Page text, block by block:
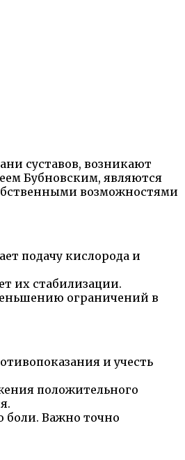
суставов, возникают
Бубновским, являются
возможностями
подачу кислорода и
их стабилизации.
ограничений в
и учесть
положительного
Важно точно